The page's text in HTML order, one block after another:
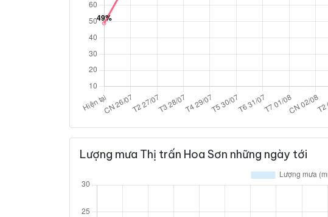
Lượng mưa Thị trấn Hoa Sơn những ngày tới